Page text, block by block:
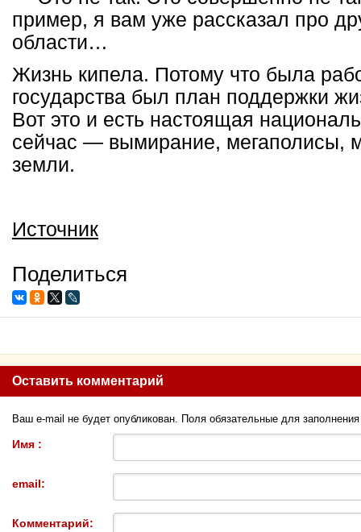
пример, я вам уже рассказал про
области…
Жизнь кипела. Потому что была
государства был план поддержки
Вот это и есть настоящая
сейчас — вымирание, мегаполисы,
земли.
Источник
Поделиться
Оставить комментарий
Ваш e-mail не будет опубликован. Поля обязательные для
Имя :
email:
Комментарий: